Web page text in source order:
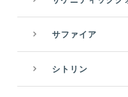
サファイア
シトリン